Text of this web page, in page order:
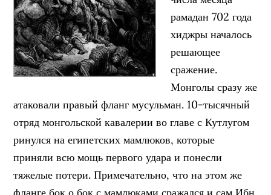
рамадан 702 года
хиджры началось
решающее
сражение.
Монголы сразу же
атаковали правый фланг мусульман. 10-тысячный
отряд монгольской кавалерии во главе с Кутлугом
ринулся на египетских мамлюков, которые
приняли всю мощь первого удара и понесли
тяжелые потери. Примечательно, что на этом же